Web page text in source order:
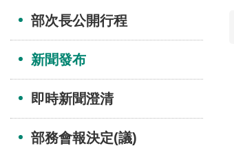
部次長公開行程
新聞發布
即時新聞澄清
部務會報決定(議)